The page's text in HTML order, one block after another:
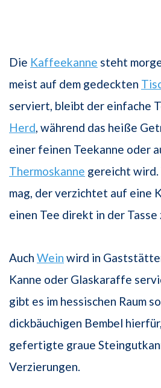
Die Kaffeekanne steht
meist auf dem gedeckten
serviert, bleibt der einfache
Herd, während das heiße
einer feinen Teekanne oder
Thermoskanne gereicht
mag, der verzichtet auf eine
einen Tee direkt in der Tasse
Auch Wein wird in
Kanne oder Glaskaraffe
gibt es im hessischen Raum
dickbäuchigen Bembel
gefertigte graue
Verzierungen.